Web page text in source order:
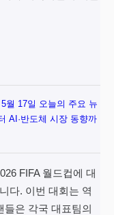
월 17일 오늘의 주요 뉴
AI·반도체 시장 동향까
FIFA 월드컵에 대
다. 이번 대회는 역
들은 각국 대표팀의